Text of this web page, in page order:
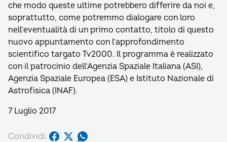
che modo queste ultime potrebbero differire da noi e,
soprattutto, come potremmo dialogare con loro
nell’eventualità di un primo contatto, titolo di questo
nuovo appuntamento con l’approfondimento
scientifico targato Tv2000. Il programma è realizzato
con il patrocinio dell’Agenzia Spaziale Italiana (ASI),
Agenzia Spaziale Europea (ESA) e Istituto Nazionale di
Astrofisica (INAF).
7 Luglio 2017
Condividi: